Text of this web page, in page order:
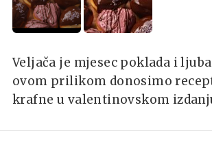
Veljača je mjesec poklada i
ovom prilikom donosimo
krafne u valentinovskom